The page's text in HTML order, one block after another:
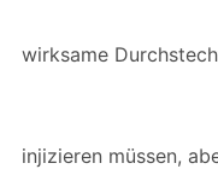
wirksame
injizieren müssen,